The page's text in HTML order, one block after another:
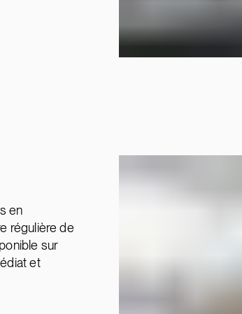
en
régulière de
sur
et